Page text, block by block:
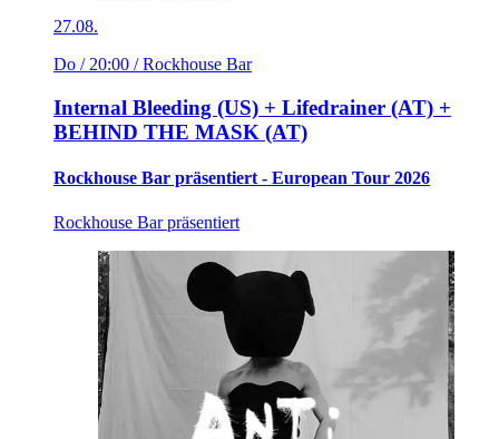
27.08.
Do / 20:00 / Rockhouse Bar
Internal Bleeding (US) + Lifedrainer (AT) +
BEHIND THE MASK (AT)
Rockhouse Bar präsentiert - European Tour 2026
Rockhouse Bar präsentiert